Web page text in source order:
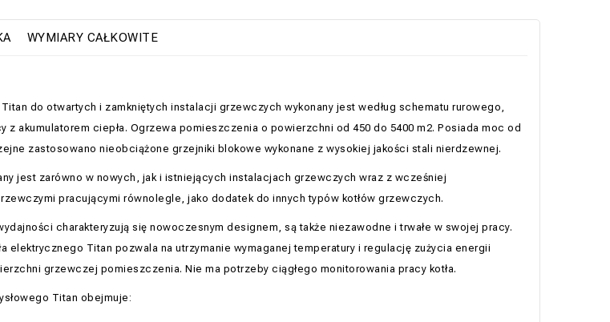
WYMIARY CAŁKOWITE
do otwartych i zamkniętych instalacji grzewczych wykonany jest według schematu rurowego,
z akumulatorem ciepła. Ogrzewa pomieszczenia o powierzchni od 450 do 5400 m2. Posiada moc od
zastosowano nieobciążone grzejniki blokowe wykonane z wysokiej jakości stali nierdzewnej.
jest zarówno w nowych, jak i istniejących instalacjach grzewczych wraz z wcześniej
pracującymi równolegle, jako dodatek do innych typów kotłów grzewczych.
charakteryzują się nowoczesnym designem, są także niezawodne i trwałe w swojej pracy.
elektrycznego Titan pozwala na utrzymanie wymaganej temperatury i regulację zużycia energii
grzewczej pomieszczenia. Nie ma potrzeby ciągłego monitorowania pracy kotła.
Titan obejmuje: